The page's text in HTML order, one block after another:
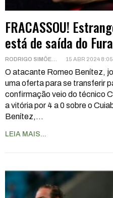
FRACASSOU!
está de saída do
RODRIGO SIMÕES 15 ABR 2024 8:05
O atacante Romeo Benítez,
uma oferta para se transferir
confirmação veio do técnico
a vitória por 4 a 0 sobre o
Benítez,…
LEIA MAIS...